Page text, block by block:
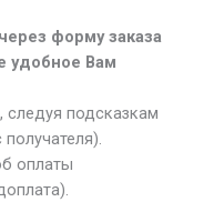
форму заказа
удобное Вам
следуя подсказкам
оплаты